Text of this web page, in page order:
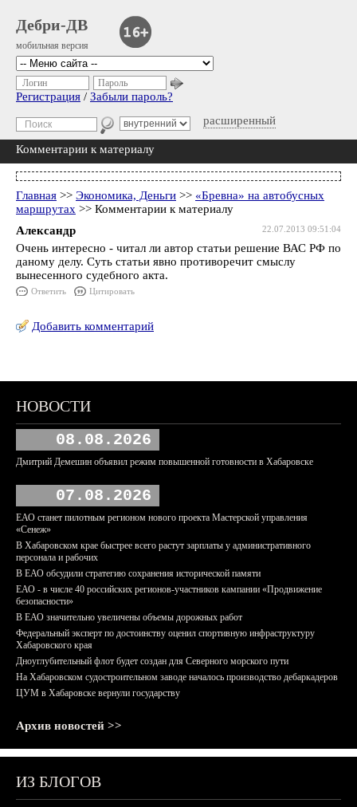
Дебри-ДВ
мобильная версия
расширенный
Логин Пароль
Регистрация / Забыли пароль?
Комментарии к материалу
Главная >> Экономика, Деньги >> «Бревна» на автобусных
маршрутах >> Комментарии к материалу
22.07.2013 09:51:04
Александр
Очень интересно - читал ли автор статьи решение ВАС РФ по
даному делу. Суть статьи явно противоречит смыслу
вынесенного судебного акта.
Ответить Цитировать
Добавить комментарий
НОВОСТИ
08.08.2026
Дмитрий Демешин объявил режим повышенной готовности в Хабаровске
07.08.2026
ЕАО станет пилотным регионом нового проекта Мастерской управления
«Сенеж»
В Хабаровском крае быстрее всего растут зарплаты у административного
персонала и рабочих
В ЕАО обсудили стратегию сохранения исторической памяти
ЕАО - в числе 40 российских регионов-участников кампании «Продвижение
безопасности»
В ЕАО значительно увеличены объемы дорожных работ
Федеральный эксперт по достоинству оценил спортивную инфраструктуру
Хабаровского края
Дноуглубительный флот будет создан для Северного морского пути
На Хабаровском судостроительном заводе началось производство дебаркадеров
ЦУМ в Хабаровске вернули государству
Архив новостей >>
ИЗ БЛОГОВ